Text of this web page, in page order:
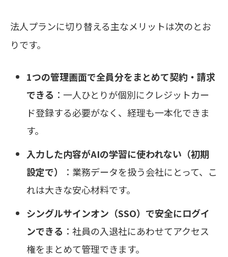
法人プランに切り替える主なメリットは次のとお
りです。
1つの管理画面で全員分をまとめて契約・請求
できる ：一人ひとりが個別にクレジットカー
ド登録する必要がなく、経理も一本化できま
す。
入力した内容がAIの学習に使われない（初期
設定で）
：業務データを扱う会社にとって、こ
れは大きな安心材料です。
シングルサインオン（SSO）で安全にログイ
ンできる ：社員の入退社にあわせてアクセス
権をまとめて管理できます。